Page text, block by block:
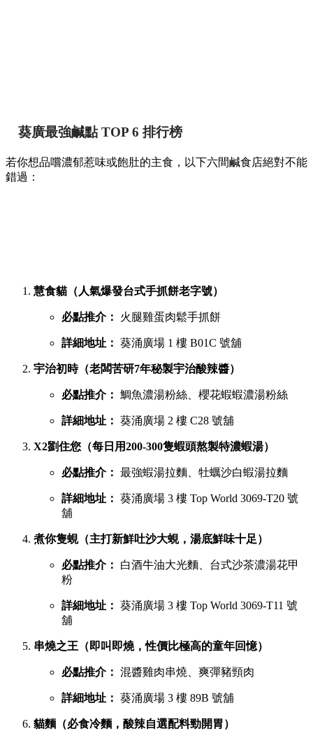
葵廣最強鹹點 TOP 6 排行榜
若你想品嚐濃郁惹味或飽肚的主食，以下六間鹹食店絕對不能
錯過：
慧食貓（人氣爆發台式手抓餅老字號）
必點推介： 火腿雞蛋肉鬆手抓餅
詳細地址： 葵涌廣場 1 樓 B01C 號舖
宇治初時（老闆苦研7年秘製宇治酸辣醬）
必點推介： 鯛魚濃湯粉絲、櫻花蝦蝦濃湯粉絲
詳細地址： 葵涌廣場 2 樓 C28 號舖
X2劉住您（每日用200-300隻蝦頭熬製特濃蝦湯）
必點推介： 最強蝦湯拉麵、牡蠣沙白蝦湯拉麵
詳細地址： 葵涌廣場 3 樓 Top World 3069-T20 號
舖
煮你隻蜆（主打新鮮吐沙大蜆，湯底鮮味十足）
必點推介：
白酒牛油大光麵、台式沙茶濃湯花甲
粉
詳細地址： 葵涌廣場 3 樓 Top World 3069-T11 號
舖
串燒之王（即叫即燒，性價比極高的童年回憶）
必點推介： 混醬雞肉串燒、爽彈豬頸肉
詳細地址： 葵涌廣場 3 樓 89B 號舖
貓麵（必食冷麵，酸辣自選配料勁開胃）